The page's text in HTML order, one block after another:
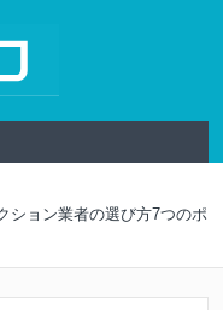
ション業者の選び方7つのポ